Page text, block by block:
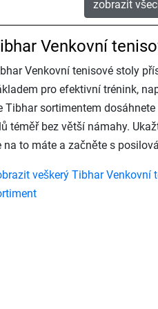
zobrazit
Venkovní
Venkovní tenisové stoly
pro efektivní trénink,
Tibhar sortimentem
téměř bez větší námahy.
na to máte a začněte s
veškerý Tibhar Venkovní